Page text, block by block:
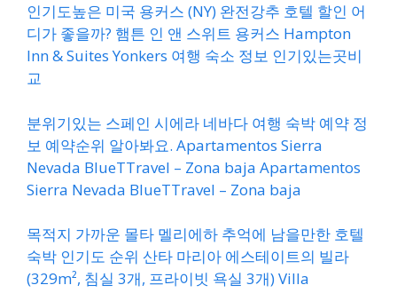
인기도높은 미국 용커스 (NY) 완전강추 호텔 할인 어
디가 좋을까? 햄튼 인 앤 스위트 용커스 Hampton
Inn & Suites Yonkers 여행 숙소 정보 인기있는곳비
교
분위기있는 스페인 시에라 네바다 여행 숙박 예약 정
보 예약순위 알아봐요. Apartamentos Sierra
Nevada BlueTTravel – Zona baja Apartamentos
Sierra Nevada BlueTTravel – Zona baja
목적지 가까운 몰타 멜리에하 추억에 남을만한 호텔
숙박 인기도 순위 산타 마리아 에스테이트의 빌라
(329m², 침실 3개, 프라이빗 욕실 3개) Villa